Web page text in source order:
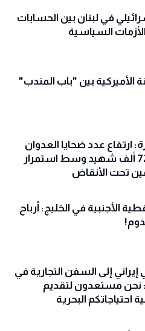
في لبنان بين الحسابات
السياسية
الأميركية بين "باب المندب"
ارتفاع عدد ضحايا العدوان
إلى أكثر من 72 ألف شهيد وسط استمرار
تحت الأنقاض
الأجنبية في الخليج: أرباح
إلى السفن التجارية في
مستعدون لتقديم
احتياجاتكم البحرية